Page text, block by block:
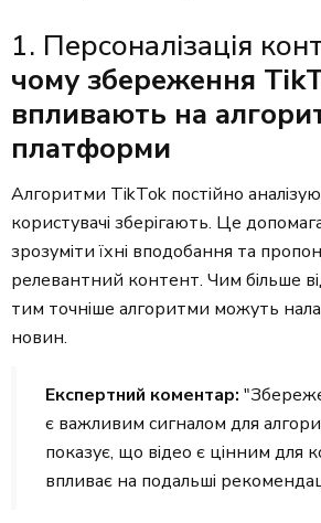
1. Персоналізація
чому збереження
впливають на
платформи
Алгоритми TikTok постійно
користувачі зберігають. Це
зрозуміти їхні вподобання та
релевантний контент. Чим більше
тим точніше алгоритми можуть
новин.
Експертний коментар:
є важливим сигналом для
показує, що відео є цінним для
впливає на подальші